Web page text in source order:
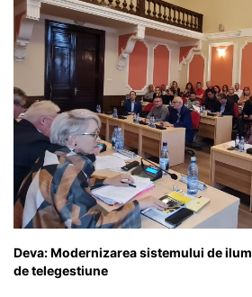
Deva: Modernizarea sistemului de
de telegestiune